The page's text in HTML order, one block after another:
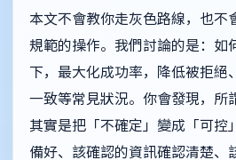
本文不會教你走灰色路線，也不
規範的操作。我們討論的是：如
下，最大化成功率，降低被拒絕
一致等常見狀況。你會發現，所
其實是把「不確定」變成「可控
備好、該確認的資訊確認清楚、